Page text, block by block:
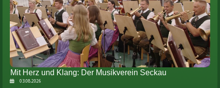
Mit Herz und Klang: Der Musikverein Seckau
03.08.2026